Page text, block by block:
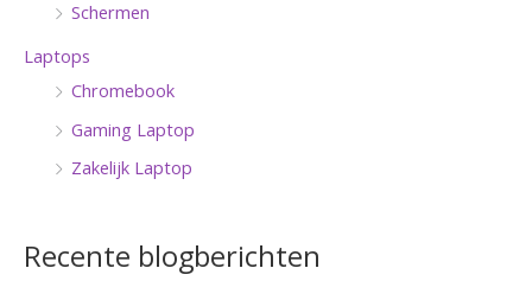
Schermen
Laptops
Chromebook
Gaming Laptop
Zakelijk Laptop
Recente blogberichten